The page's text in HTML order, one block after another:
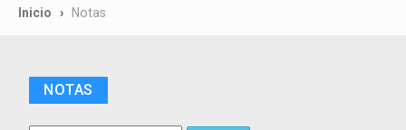
Inicio Notas
NOTAS